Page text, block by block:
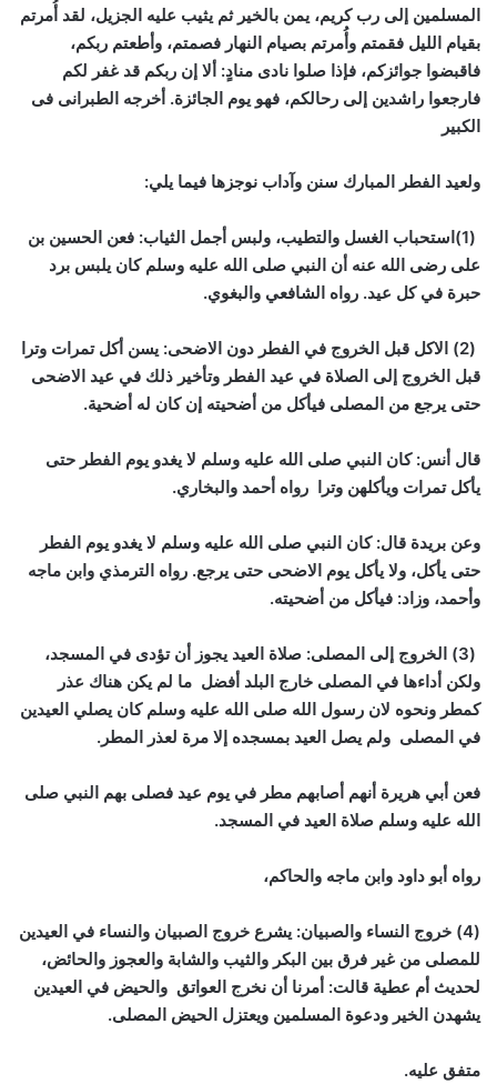
المسلمين إلى رب كريم، يمن بالخير ثم يثيب عليه الجزيل، لقد أُمرتم
بقيام الليل فقمتم وأُمرتم بصيام النهار فصمتم، وأطعتم ربكم،
فاقبضوا جوائزكم، فإذا صلوا نادى منادٍ: ألا إن ربكم قد غفر لكم
فارجعوا راشدين إلى رحالكم، فهو يوم الجائزة. أخرجه الطبرانى فى
الكبير
ولعيد الفطر المبارك سنن وآداب نوجزها فيما يلي:
(1)
استحباب الغسل والتطيب، ولبس أجمل الثياب: فعن الحسين بن
على رضى الله عنه أن النبي صلى الله عليه وسلم كان يلبس برد
حبرة في كل عيد. رواه الشافعي والبغوي.
(2) الاكل قبل الخروج في الفطر دون الاضحى: يسن أكل تمرات وترا
قبل الخروج إلى الصلاة في عيد الفطر وتأخير ذلك في عيد الاضحى
حتى يرجع من المصلى فيأكل من أضحيته إن كان له أضحية.
قال أنس: كان النبي صلى الله عليه وسلم لا يغدو يوم الفطر حتى
يأكل تمرات ويأكلهن وترا رواه أحمد والبخاري.
وعن بريدة قال: كان النبي صلى الله عليه وسلم لا يغدو يوم الفطر
حتى يأكل، ولا يأكل يوم الاضحى حتى يرجع. رواه الترمذي وابن ماجه
وأحمد، وزاد: فيأكل من أضحيته.
(3) الخروج إلى المصلى: صلاة العيد يجوز أن تؤدى في المسجد،
ولكن أداءها في المصلى خارج البلد أفضل ما لم يكن هناك عذر
كمطر ونحوه لان رسول الله صلى الله عليه وسلم كان يصلي العيدين
في المصلى ولم يصل العيد بمسجده إلا مرة لعذر المطر.
فعن أبي هريرة أنهم أصابهم مطر في يوم عيد فصلى بهم النبي صلى
الله عليه وسلم صلاة العيد في المسجد.
رواه أبو داود وابن ماجه والحاكم،
(4) خروج النساء والصبيان: يشرع خروج الصبيان والنساء في العيدين
للمصلى من غير فرق بين البكر والثيب والشابة والعجوز والحائض،
لحديث أم عطية قالت: أمرنا أن نخرج العواتق والحيض في العيدين
يشهدن الخير ودعوة المسلمين ويعتزل الحيض المصلى.
متفق عليه.